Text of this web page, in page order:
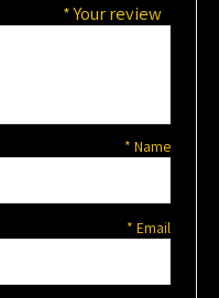
Your review
*
Name
*
Email
*